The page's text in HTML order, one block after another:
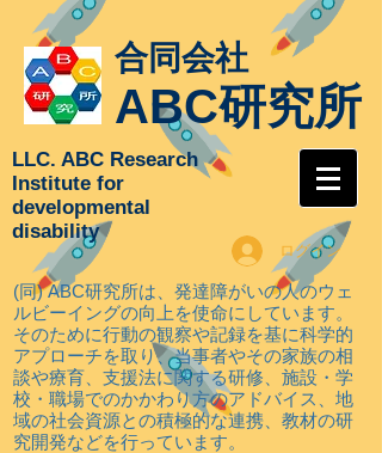
合同会社
ABC研究所
LLC. ABC Research
Institute for
developmental
disability
ログイン
(同) ABC研究所は、発達障がいの人のウェ
ルビーイングの向上を使命にしています。
そのために行動の観察や記録を基に科学的
アプローチを取り、当事者やその家族の相
談や療育、支援法に関する研修、施設・学
校・職場でのかかわり方のアドバイス、地
域の社会資源との積極的な連携、教材の研
究開発などを行っています。